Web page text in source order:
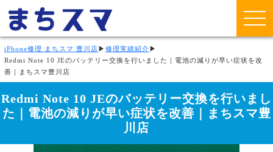
iPhone修理 まちスマ 豊川店 ▶ 修理実績紹介 ▶
Redmi Note 10 JEのバッテリー交換を行いました｜電池の減りが早い症状を改
善｜まちスマ豊川店
Redmi Note 10 JEのバッテリー交換を行いまし
た｜電池の減りが早い症状を改善｜まちスマ豊
川店